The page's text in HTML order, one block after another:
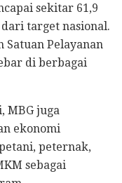
sekitar 61,9
target nasional.
Pelayanan
di berbagai
MBG juga
ekonomi
peternak,
sebagai